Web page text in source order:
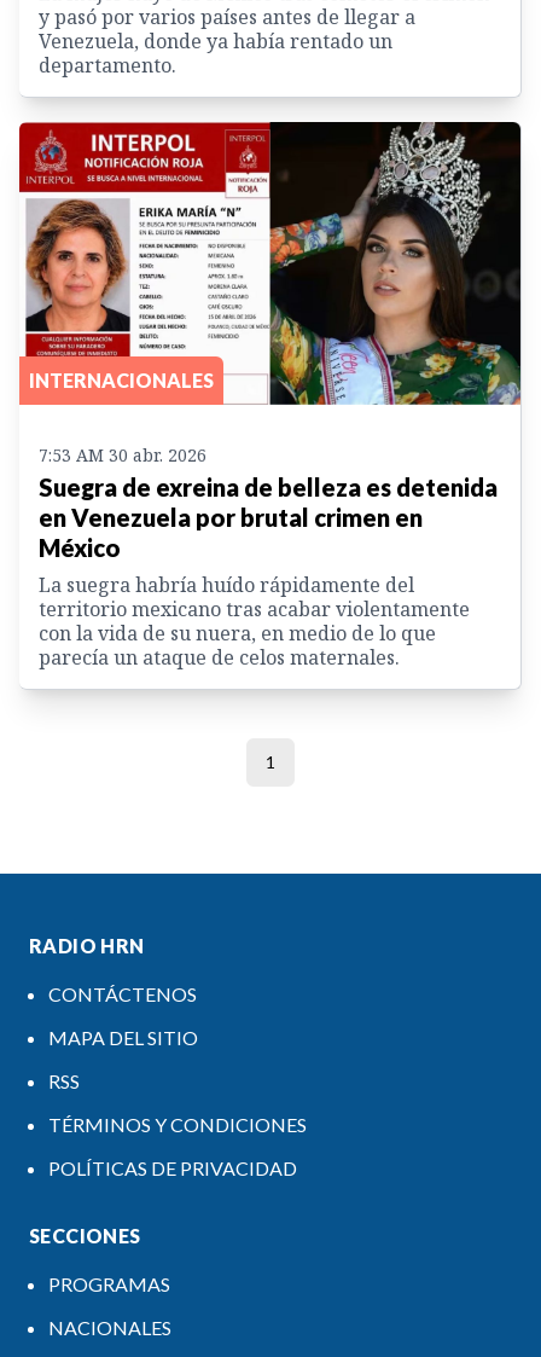
y pasó por varios países antes de llegar a
Venezuela, donde ya había rentado un
departamento.
INTERNACIONALES
7:53 AM 30 abr. 2026
Suegra de exreina de belleza es detenida
en Venezuela por brutal crimen en
México
La suegra habría huído rápidamente del
territorio mexicano tras acabar violentamente
con la vida de su nuera, en medio de lo que
parecía un ataque de celos maternales.
1
RADIO HRN
CONTÁCTENOS
MAPA DEL SITIO
RSS
TÉRMINOS Y CONDICIONES
POLÍTICAS DE PRIVACIDAD
SECCIONES
PROGRAMAS
NACIONALES